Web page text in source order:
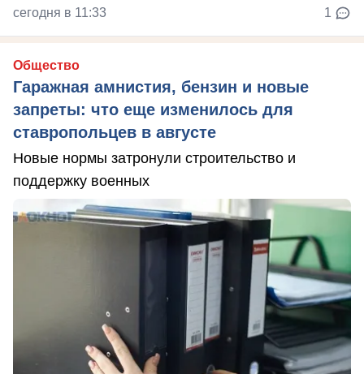
сегодня в 11:33 1
Общество
Гаражная амнистия, бензин и новые
запреты: что еще изменилось для
ставропольцев в августе
Новые нормы затронули строительство и
поддержку военных